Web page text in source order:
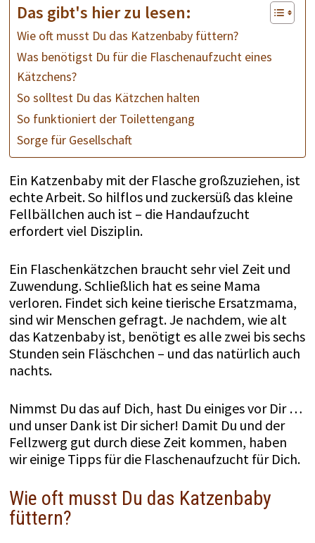
Das gibt's hier zu lesen:
Wie oft musst Du das Katzenbaby füttern?
Was benötigst Du für die Flaschenaufzucht eines
Kätzchens?
So solltest Du das Kätzchen halten
So funktioniert der Toilettengang
Sorge für Gesellschaft
Ein Katzenbaby mit der Flasche großzuziehen, ist
echte Arbeit. So hilflos und zuckersüß das kleine
Fellbällchen auch ist – die Handaufzucht
erfordert viel Disziplin.
Ein Flaschenkätzchen braucht sehr viel Zeit und
Zuwendung. Schließlich hat es seine Mama
verloren. Findet sich keine tierische Ersatzmama,
sind wir Menschen gefragt. Je nachdem, wie alt
das Katzenbaby ist, benötigt es alle zwei bis sechs
Stunden sein Fläschchen – und das natürlich auch
nachts.
Nimmst Du das auf Dich, hast Du einiges vor Dir …
und unser Dank ist Dir sicher! Damit Du und der
Fellzwerg gut durch diese Zeit kommen, haben
wir einige Tipps für die Flaschenaufzucht für Dich.
Wie oft musst Du das Katzenbaby
füttern?